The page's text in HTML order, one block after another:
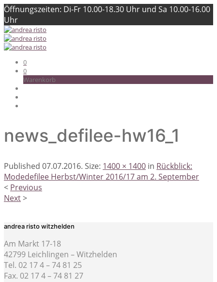
Öffnungszeiten: Di-Fr 10.00-18.30 Uhr und Sa 10.00-16.00
Uhr
0
0
Warenkorb
news_defilee-hw16_1
Published 07.07.2016. Size: 1400 × 1400 in Rückblick:
Modedefilee Herbst/Winter 2016/17 am 2. September
< Previous
Next>
andrea risto witzhelden
Am Markt 17-18
42799 Leichlingen – Witzhelden
Tel. 02 17 4 – 74 81 25
Fax. 02 17 4 – 74 81 27